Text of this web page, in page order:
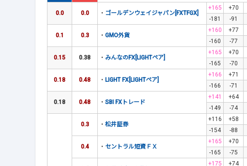
0.0 0.0 ・ ゴールデンウェイジャパン[FXTFGX]
+165 +70
-181
-91
0.1 0.3 ・ GMO外貨
+160 +77
-160
-77
0.15 0.38 ・ みんなのFX[LIGHTペア]
+165 +70
-165
-70
0.18 0.48 ・ LIGHT FX[LIGHTペア]
+166 +71
-166
-71
0.18 0.48 ・ SBI FXトレード
+141 +64
-149
-74
0.3 ・ 松井証券
+116 +58
-154
-88
0.4 ・ セントラル短資ＦＸ
+165 +70
-165
-75
+175 +74